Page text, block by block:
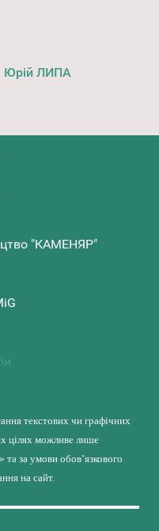
Юрій ЛИПА
"КАМЕНЯР"
текстових чи графічних
цілях можливе лише
за умови обов’язкового
на сайт.